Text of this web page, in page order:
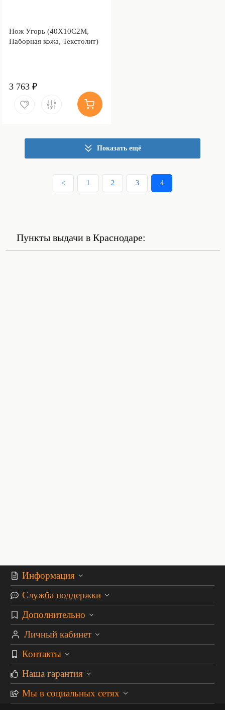
Нож Угорь (40Х10С2М,
Наборная кожа, Текстолит)
3 763 ₽
Показать ещё
< 1 2 3 4
Пункты выдачи в Краснодаре:
Информация
Служба поддержки
Дополнительно
Личный кабинет
Контакты
Наша гарантия
Мы в социальных сетях